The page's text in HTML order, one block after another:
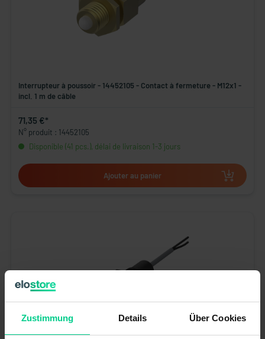
Zustimmung Details Über Cookies
Interrupteur à poussoir - 14452105 - Contact à fermeture - M12x1 -
incl. 1 m de câble
71,35 €*
N° produit : 14452105
Disponible (41 pcs.), délai de livraison 1-3 jours
Ajouter au panier